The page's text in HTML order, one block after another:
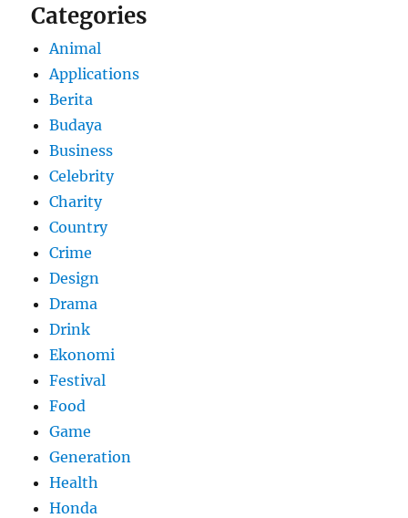
Categories
Animal
Applications
Berita
Budaya
Business
Celebrity
Charity
Country
Crime
Design
Drama
Drink
Ekonomi
Festival
Food
Game
Generation
Health
Honda